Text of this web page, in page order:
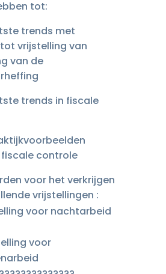
tot:
trends met
vrijstelling van
van de
trends in fiscale
controle
voor het verkrijgen
vrijstellingen :
voor nachtarbeid
voor